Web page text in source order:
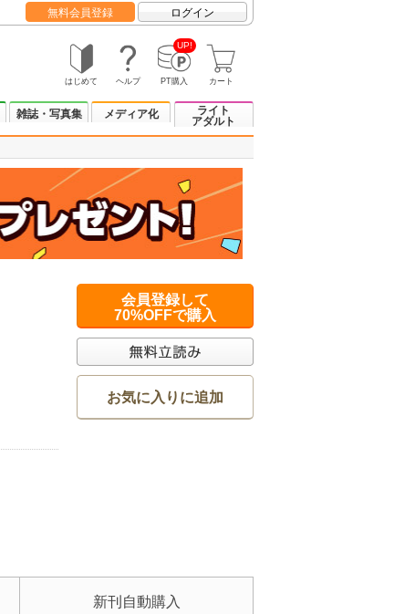
無料会員登録 ログイン
はじめて ヘルプ
UP!
PT購入 カート
雑誌・写真集 メディア化
ライト
アダルト
会員登録して
70%OFFで購入
お気に入りに追加
新刊自動購入